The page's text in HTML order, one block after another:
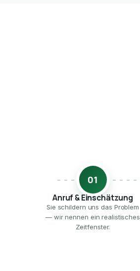
01
Anruf & Einschätzung
Sie schildern uns das Problem
— wir nennen ein realistisches
Zeitfenster.